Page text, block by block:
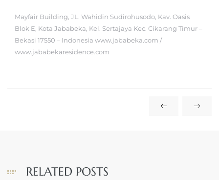
Mayfair Building, JL. Wahidin Sudirohusodo, Kav. Oasis
Blok E, Kota Jababeka, Kel. Sertajaya Kec. Cikarang Timur –
Bekasi 17550 – Indonesia www.jababeka.com /
www.jababekaresidence.com
RELATED POSTS